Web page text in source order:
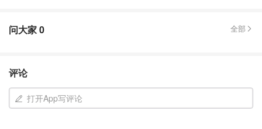
问大家0 全部
评论
打开App写评论